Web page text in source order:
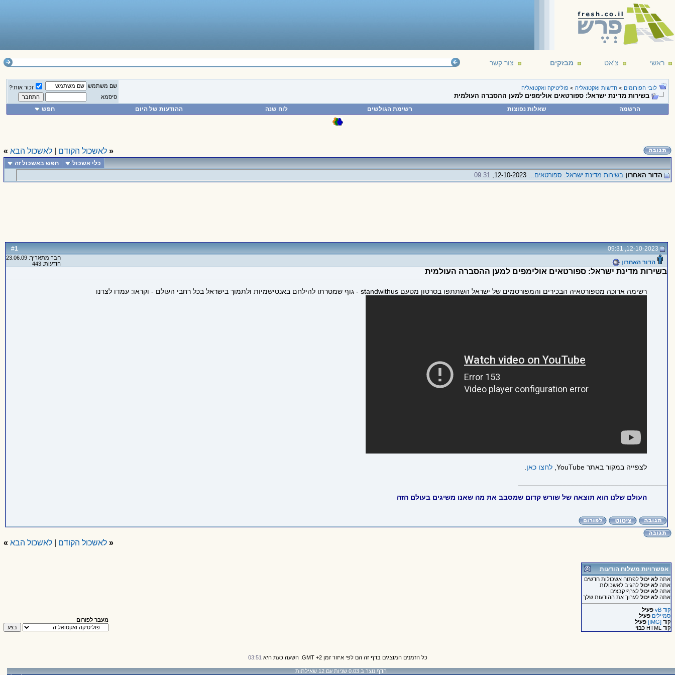
ראשי צ'אט מבזקים צור קשר
ברוכים הבאים לפורום פוליטיקה ואקטואליה, נא לשמור על שפה נאותה
לובי הפורומים > חדשות ואקטואליה > פוליטיקה ואקטואליה
בשירות מדינת ישראל: ספורטאים אולימפים למען ההסברה העולמית
שם משתמש
זכור אותי?
סיסמא
הרשמה שאלות נפוצות רשימת הגולשים לוח שנה ההודעות של היום חפש
« לאשכול הקודם לאשכול הבא »
כלי אשכול חפש באשכול זה
הדור האחרון בשירות מדינת ישראל: ספורטאים... 09:31
#
1
12-10-2023, 09:31
הדור האחרון
חבר מתאריך: 23.06.09
הודעות: 443
בשירות מדינת ישראל: ספורטאים אולימפים למען ההסברה העולמית
רשימה ארוכה מספורטאיה הבכירים והמפורסמים של ישראל השתתפו בסרטון מטעם standwithus - גוף שמטרתו להילחם באנטישמיות ולתמוך בישראל בכל רחבי העולם - וקראו: עמדו לצדנו
לצפייה במקור באתר YouTube, לחצו כאן
העולם שלנו הוא תוצאה של שורש קדום שמסבב את מה שאנו משיגים בעולם הזה
« לאשכול הקודם |לאשכול הבא »
אפשרויות משלוח הודעות
אתה לא יכוללפתוח אשכולות חדשים
אתה לא יכוללהגיב לאשכולות
אתה לא יכוללצרף קבצים
אתה לא יכוללערוך את ההודעות שלך
קוד vB
פעיל
סמיילים פעיל
קוד [IMG]
פעיל
קוד HTML
כבוי
מעבר לפורום
כל הזמנים המוצגים בדף זה הם לפי איזור זמן GMT +2. השעה כעת היא 03:51
הדף נוצר ב 0.03 שניות עם 12 שאילתות